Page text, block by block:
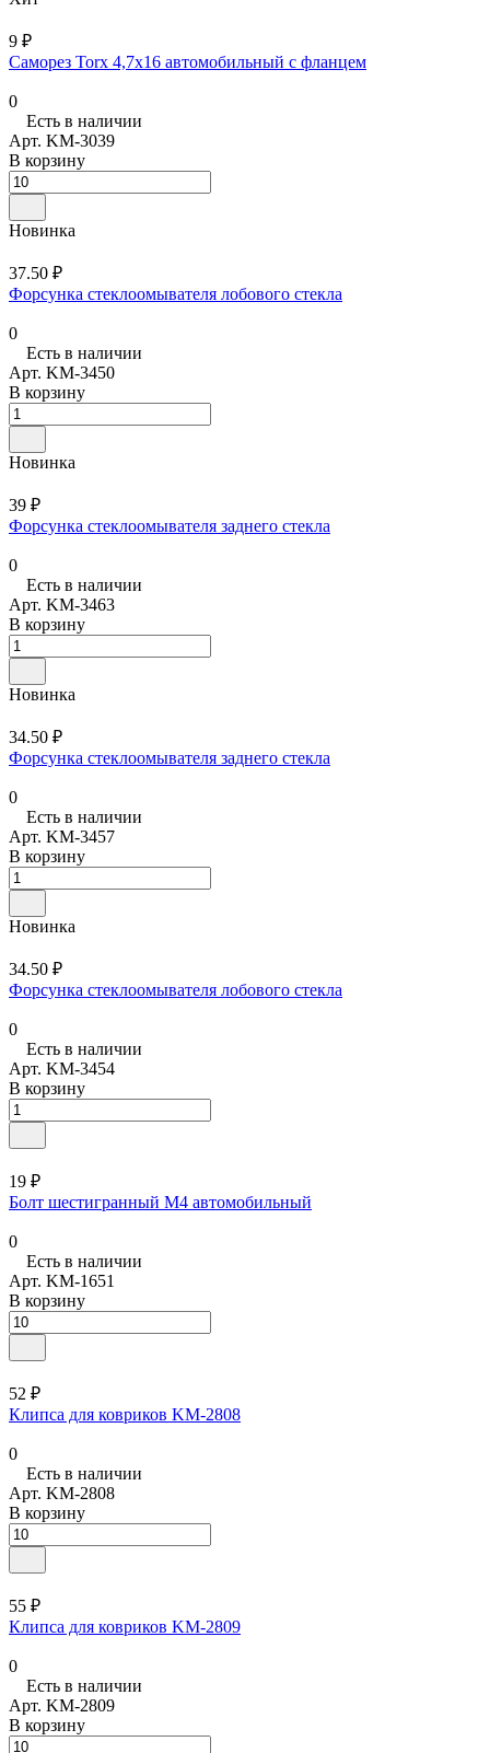
9 ₽
Саморез Torx 4,7х16 автомобильный с фланцем
0
Есть в наличии
Арт. KM-3039
В корзину
Новинка
37.50 ₽
Форсунка стеклоомывателя лобового стекла
0
Есть в наличии
Арт. KM-3450
В корзину
Новинка
39 ₽
Форсунка стеклоомывателя заднего стекла
0
Есть в наличии
Арт. KM-3463
В корзину
Новинка
34.50 ₽
Форсунка стеклоомывателя заднего стекла
0
Есть в наличии
Арт. KM-3457
В корзину
Новинка
34.50 ₽
Форсунка стеклоомывателя лобового стекла
0
Есть в наличии
Арт. KM-3454
В корзину
19 ₽
Болт шестигранный М4 автомобильный
0
Есть в наличии
Арт. KM-1651
В корзину
52 ₽
Клипса для ковриков KM-2808
0
Есть в наличии
Арт. KM-2808
В корзину
55 ₽
Клипса для ковриков KM-2809
0
Есть в наличии
Арт. KM-2809
В корзину